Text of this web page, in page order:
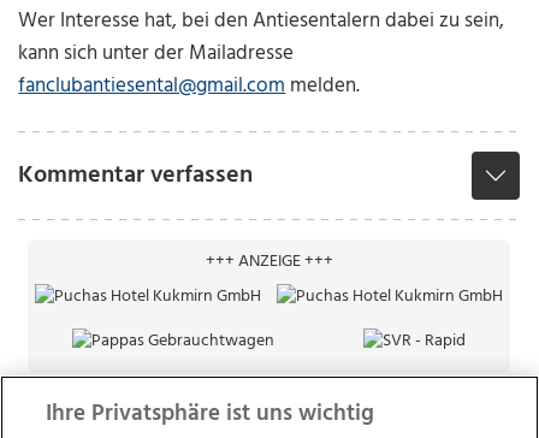
Wer Interesse hat, bei den Antiesentalern dabei zu sein,
kann sich unter der Mailadresse
fanclubantiesental@gmail.commelden.
Kommentar verfassen
+++ ANZEIGE +++
Ihre Privatsphäre ist uns wichtig